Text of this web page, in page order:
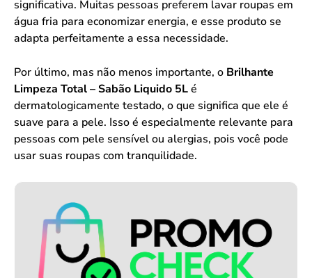
significativa. Muitas pessoas preferem lavar roupas em
água fria para economizar energia, e esse produto se
adapta perfeitamente a essa necessidade.
Por último, mas não menos importante, o Brilhante
Limpeza Total – Sabão Liquido 5Lé
dermatologicamente testado, o que significa que ele é
suave para a pele. Isso é especialmente relevante para
pessoas com pele sensível ou alergias, pois você pode
usar suas roupas com tranquilidade.